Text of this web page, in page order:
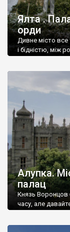
Ялта .
орди
Дивне місто все
і бідністю, між
Алупка.
палац
Князь Воронцов
часу, але